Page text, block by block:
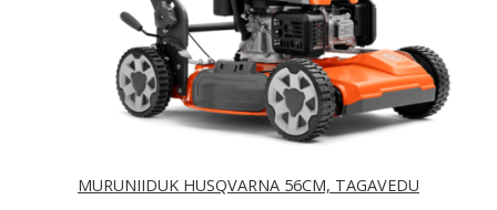
MURUNIIDUK HUSQVARNA 56CM, TAGAVEDU